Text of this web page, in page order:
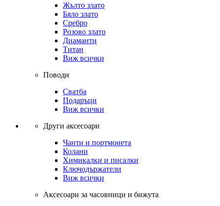
Жълто злато
Бяло злато
Сребро
Розово злато
Диаманти
Титан
Виж всички
Поводи
Сватба
Подаръци
Виж всички
Други аксесоари
Чанти и портмонета
Колани
Химикалки и писалки
Ключодържатели
Виж всички
Аксесоари за часовници и бижута